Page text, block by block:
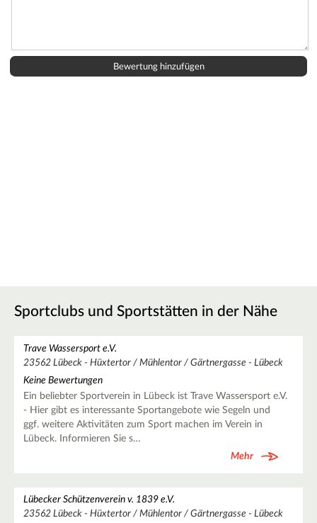
Sportclubs und Sportstätten in der Nähe
Trave Wassersport e.V.
23562 Lübeck - Hüxtertor / Mühlentor / Gärtnergasse - Lübeck
Keine Bewertungen
Ein beliebter Sportverein in Lübeck ist Trave Wassersport e.V.
- Hier gibt es interessante Sportangebote wie Segeln und
ggf. weitere Aktivitäten zum Sport machen im Verein in
Lübeck. Informieren Sie s…
Mehr
Lübecker Schützenverein v. 1839 e.V.
23562 Lübeck - Hüxtertor / Mühlentor / Gärtnergasse - Lübeck